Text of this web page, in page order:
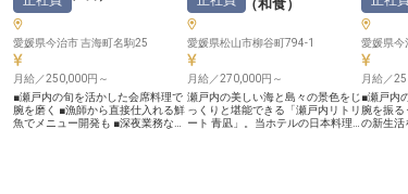
愛媛県今治市 吉海町名駒25
月給／250,000円～
■瀬戸内の旬を活かした会席料理で
腕を磨く ■漁師から直接仕入れる鮮
魚でメニュー開発も ■深夜業務な
温故知新
（和食）
愛媛県松山市柳谷町794-1
月給／270,000円～
瀬戸内の美しい海と島々の景色をじ
っくりと堪能できる「瀬戸内リトリ
ート 青凪」。当ホテルの日本料理
食）
愛媛県今
月給／
■瀬戸内
腕を振る
の新生